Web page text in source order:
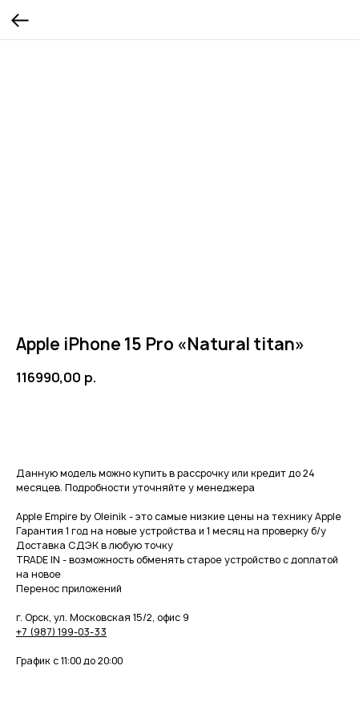
Apple iPhone 15 Pro «Natural titan»
116990,00 р.
Данную модель можно купить в рассрочку или кредит до 24
месяцев. Подробности уточняйте у менеджера
Apple Empire by Oleinik - это самые низкие цены на технику Apple
Гарантия 1 год на новые устройства и 1 месяц на проверку б/у
Доставка СДЭК в любую точку
TRADE IN - возможность обменять старое устройство с доплатой
на новое
Перенос приложений
г. Орск, ул. Московская 15/2, офис 9
+7 (987) 199-03-33
График с 11:00 до 20:00